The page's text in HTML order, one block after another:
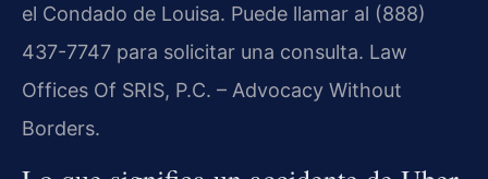
el Condado de Louisa. Puede llamar al (888)
437-7747 para solicitar una consulta. Law
Offices Of SRIS, P.C. – Advocacy Without
Borders.